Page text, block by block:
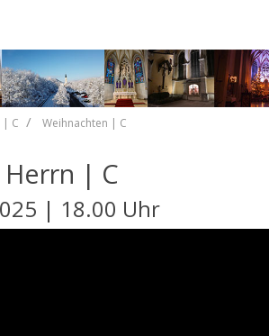
| C Weihnachten | C
| C
| 18.00 Uhr